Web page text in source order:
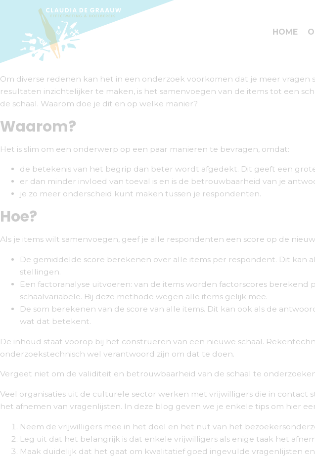
HOME
Om diverse redenen kan het in een onderzoek voorkomen dat je meer
resultaten inzichtelijker te maken, is het samenvoegen van de items tot een
de schaal. Waarom doe je dit en op welke manier?
Waarom?
Het is slim om een onderwerp op een paar manieren te bevragen, omdat:
de betekenis van het begrip dan beter wordt afgedekt. Dit geeft een
er dan minder invloed van toeval is en is de betrouwbaarheid van je
je zo meer onderscheid kunt maken tussen je respondenten.
Hoe?
Als je items wilt samenvoegen, geef je alle respondenten een score op de
De gemiddelde score berekenen over alle items per respondent. Dit kan
stellingen.
Een factoranalyse uitvoeren: van de items worden factorscores
schaalvariabele. Bij deze methode wegen alle items gelijk mee.
De som berekenen van de score van alle items. Dit kan ook als de
wat dat betekent.
De inhoud staat voorop bij het construeren van een nieuwe schaal.
onderzoekstechnisch wel verantwoord zijn om dat te doen.
Vergeet niet om de validiteit en betrouwbaarheid van de schaal te
Veel organisaties uit de culturele sector werken met vrijwilligers die in contact
het afnemen van vragenlijsten. In deze blog geven we je enkele tips om hier
Neem de vrijwilligers mee in het doel en het nut van het
Leg uit dat het belangrijk is dat enkele vrijwilligers als enige taak het
Maak duidelijk dat het gaat om kwalitatief goed ingevulde vragenlijsten